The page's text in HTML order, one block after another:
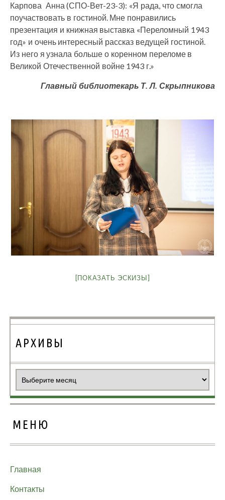
Карпова Анна (СПО-Вет-23-3): «Я рада, что смогла
поучаствовать в гостиной. Мне понравились
презентация и книжная выставка «Переломный 1943
год» и очень интересный рассказ ведущей гостиной.
Из него я узнала больше о коренном переломе в
Великой Отечественной войне 1943 г.»
Главный библиотекарь Т. Л. Скрыпникова
[ПОКАЗАТЬ ЭСКИЗЫ]
АРХИВЫ
МЕНЮ
Главная
Контакты